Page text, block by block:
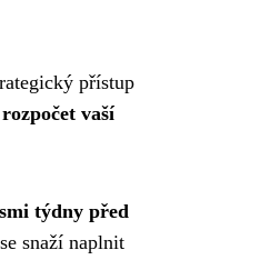
přístup
vaší
týdny před
snaží naplnit